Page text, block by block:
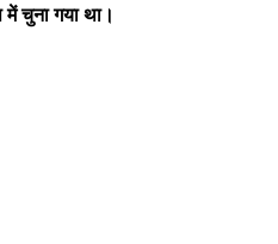
चुना गया था।